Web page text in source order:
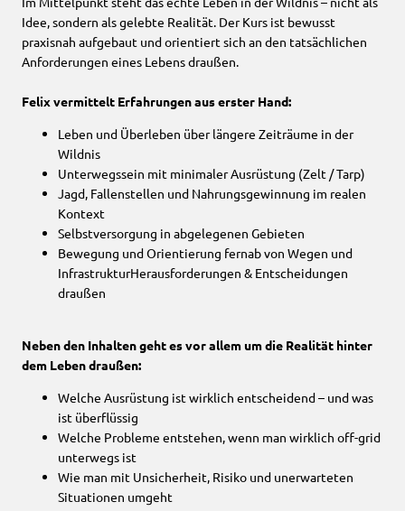
Idee, sondern als gelebte Realität. Der Kurs ist bewusst
praxisnah aufgebaut und orientiert sich an den tatsächlichen
Anforderungen eines Lebens draußen.
Felix vermittelt Erfahrungen aus erster Hand:
Leben und Überleben über längere Zeiträume in der
Wildnis
Unterwegssein mit minimaler Ausrüstung (Zelt / Tarp)
Jagd, Fallenstellen und Nahrungsgewinnung im realen
Kontext
Selbstversorgung in abgelegenen Gebieten
Bewegung und Orientierung fernab von Wegen und
InfrastrukturHerausforderungen & Entscheidungen
draußen
Neben den Inhalten geht es vor allem um die Realität hinter
dem Leben draußen:
Welche Ausrüstung ist wirklich entscheidend – und was
ist überflüssig
Welche Probleme entstehen, wenn man wirklich off-grid
unterwegs ist
Wie man mit Unsicherheit, Risiko und unerwarteten
Situationen umgeht